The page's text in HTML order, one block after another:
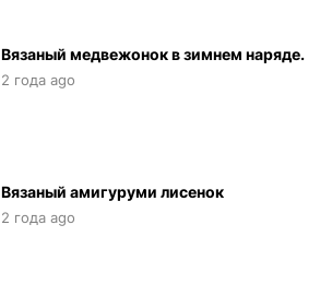
Вязаный медвежонок в зимнем наряде.
2 года ago
Вязаный амигуруми лисенок
2 года ago